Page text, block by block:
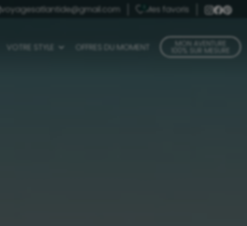
voyagesatlantide@gmail.com Mes favoris
VOTRE STYLE OFFRES DU MOMENT MON AVENTURE
100% SUR MESURE